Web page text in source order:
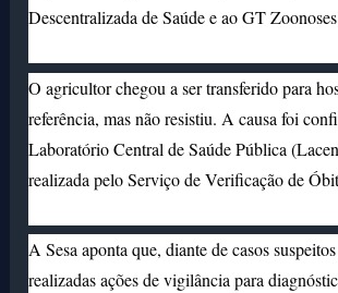
Descentralizada de Saúde e ao GT
O agricultor chegou a ser transferido para
referência, mas não resistiu. A causa foi
Laboratório Central de Saúde Pública
realizada pelo Serviço de Verificação de
A Sesa aponta que, diante de casos
realizadas ações de vigilância para